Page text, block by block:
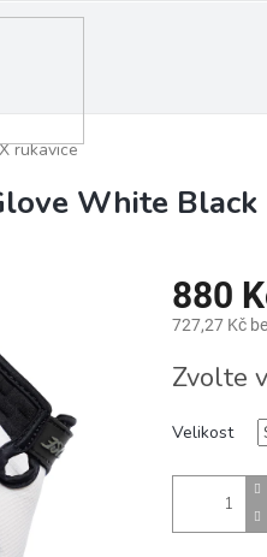
rukavice
White Black
880
727,27 Kč
cena:
Zvolte
Velikost